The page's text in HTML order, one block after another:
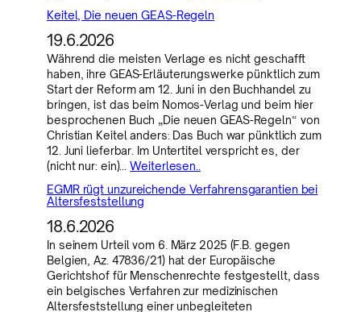
Keitel, Die neuen GEAS-Regeln
19.6.2026
Während die meisten Verlage es nicht geschafft
haben, ihre GEAS-Erläuterungswerke pünktlich zum
Start der Reform am 12. Juni in den Buchhandel zu
bringen, ist das beim Nomos-Verlag und beim hier
besprochenen Buch „Die neuen GEAS-Regeln“ von
Christian Keitel anders: Das Buch war pünktlich zum
12. Juni lieferbar. Im Untertitel verspricht es, der
(nicht nur: ein)…Weiterlesen..
EGMR rügt unzureichende Verfahrensgarantien bei
Altersfeststellung
18.6.2026
In seinem Urteil vom 6. März 2025 (F.B. gegen
Belgien, Az. 47836/21) hat der Europäische
Gerichtshof für Menschenrechte festgestellt, dass
ein belgisches Verfahren zur medizinischen
Altersfeststellung einer unbegleiteten